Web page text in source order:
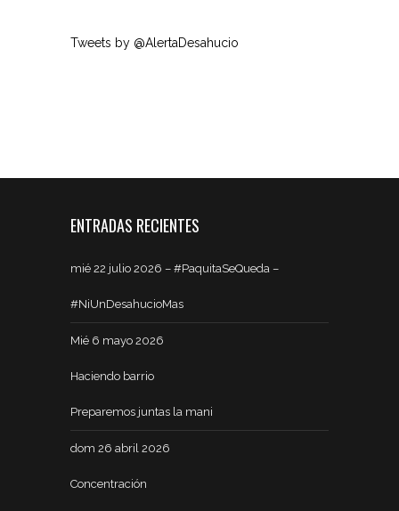
Tweets by @AlertaDesahucio
ENTRADAS RECIENTES
mié 22 julio 2026 – #PaquitaSeQueda –
#NiUnDesahucioMas
Mié 6 mayo 2026
Haciendo barrio
Preparemos juntas la mani
dom 26 abril 2026
Concentración